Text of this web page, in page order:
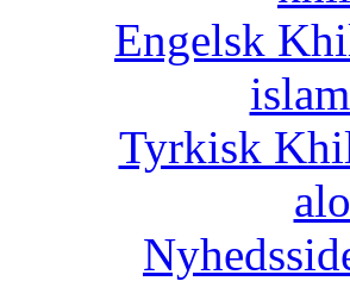
Engelsk
Tyrkisk